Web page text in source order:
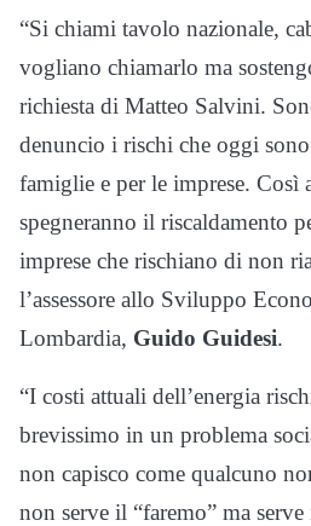
“Si chiami tavolo nazionale,
vogliano chiamarlo ma
richiesta di Matteo Salvini.
denuncio i rischi che oggi
famiglie e per le imprese. Così
spegneranno il riscaldamento
imprese che rischiano di non
l’assessore allo Sviluppo
Lombardia, Guido Guidesi.
“I costi attuali dell’energia
brevissimo in un problema
non capisco come qualcuno
non serve il “faremo” ma